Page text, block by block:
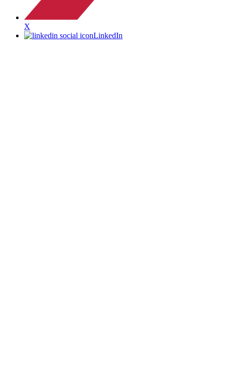
X
LinkedIn